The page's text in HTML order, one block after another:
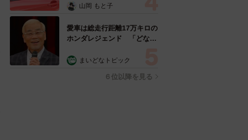
憩まで分刻み… 「大学生で
山岡 もと子
愛車は総走行距離17万キロの
ホンダレジェンド 「どなた
所漫才師が譲渡の意向
まいどなトピック
６位以降を見る